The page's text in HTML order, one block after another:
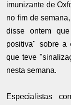
imunizante de
no fim de
disse ontem
positiva" sobre a
que teve
nesta semana.
Especialistas